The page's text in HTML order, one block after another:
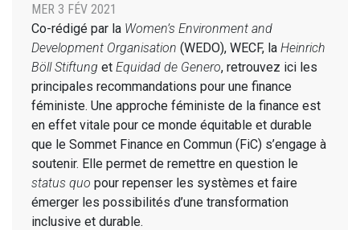
MER 3 FÉV 2021
Co-rédigé par la Women’s Environment and
Development Organisation (WEDO), WECF, la Heinrich
Böll Stiftung et Equidad de Genero, retrouvez ici les
principales recommandations pour une finance
féministe. Une approche féministe de la finance est
en effet vitale pour ce monde équitable et durable
que le Sommet Finance en Commun (FiC) s’engage à
soutenir. Elle permet de remettre en question le
status quo pour repenser les systèmes et faire
émerger les possibilités d’une transformation
inclusive et durable.